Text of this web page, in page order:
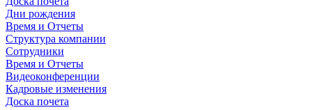
Дни рождения
Время и Отчеты
Структура компании
Сотрудники
Время и Отчеты
Видеоконференции
Кадровые изменения
Доска почета